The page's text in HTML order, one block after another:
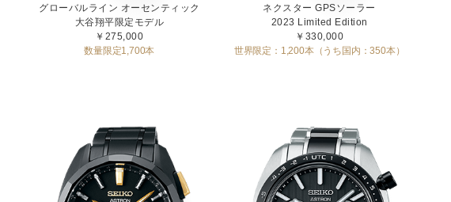
グローバルライン オーセンティック
大谷翔平限定モデル
￥275,000
数量限定1,700本
ネクスター GPSソーラー
2023 Limited Edition
￥330,000
世界限定：1,200本（うち国内：350本）